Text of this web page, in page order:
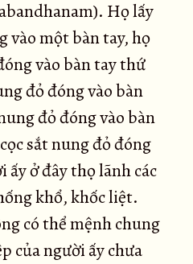
Họ lấy
vào một bàn tay, họ
vào bàn tay thứ
đỏ đóng vào bàn
đỏ đóng vào bàn
sắt nung đỏ đóng
ấy ở đây thọ lãnh các
khổ, khốc liệt.
có thể mệnh chung
của người ấy chưa